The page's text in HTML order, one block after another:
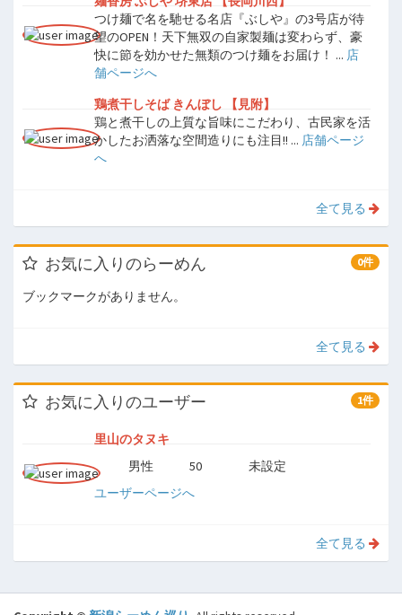
つけ麺で名を馳せる名店『ぶしや』の3号店が待
望のOPEN！天下無双の自家製麺は変わらず、豪
快に節を効かせた無類のつけ麺をお届け！ ... 店
舗ページへ
鶏煮干しそば きんぼし 【見附】
鶏と煮干しの上質な旨味にこだわり、古民家を活
かしたお洒落な空間造りにも注目!! ... 店舗ページ
へ
全て見る
お気に入りのらーめん 0件
ブックマークがありません。
全て見る
お気に入りのユーザー 1件
里山のタヌキ
男性 50
未設定
ユーザーページへ
全て見る